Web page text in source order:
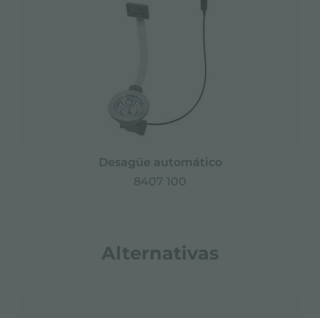
Desagüe automático
8407 100
Alternativas